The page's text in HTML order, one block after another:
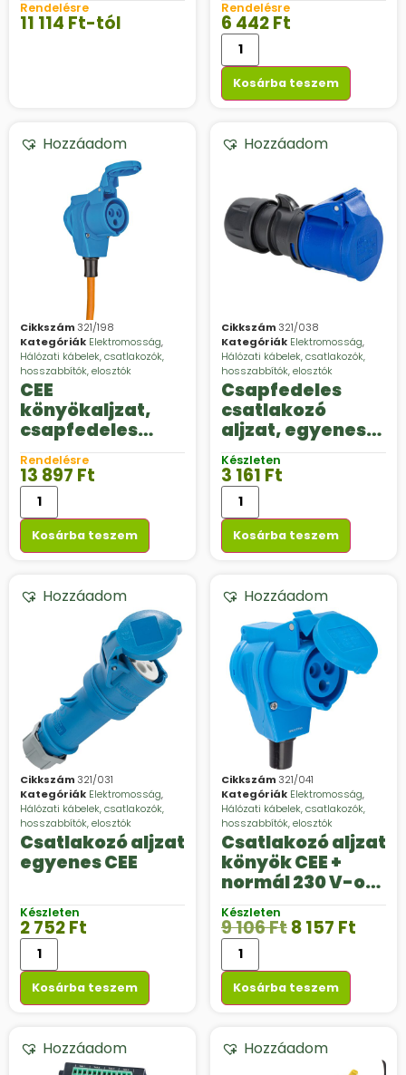
Rendelésre
11 114 Ft-tól
Rendelésre
6 442Ft
Kosárba teszem
Hozzáadom
Cikkszám 321/198
Kategóriák Elektromosság,
Hálózati kábelek, csatlakozók,
hosszabbítók, elosztók
CEE
könyökaljzat,
csapfedeles
villásdugó,
narancs színű
kábellel, 3 x 2,5
mm2
Rendelésre
13 897 Ft
Kosárba teszem
Hozzáadom
Cikkszám 321/038
Kategóriák Elektromosság,
Hálózati kábelek, csatlakozók,
hosszabbítók, elosztók
Csapfedeles
csatlakozó
aljzat, egyenes
CEE, 230 V, 16 A
Készleten
3 161 Ft
Kosárba teszem
Hozzáadom
Cikkszám 321/031
Kategóriák Elektromosság,
Hálózati kábelek, csatlakozók,
hosszabbítók, elosztók
Csatlakozó aljzat
egyenes CEE
Készleten
2 752Ft
Kosárba teszem
Hozzáadom
Cikkszám 321/041
Kategóriák Elektromosság,
Hálózati kábelek, csatlakozók,
hosszabbítók, elosztók
Csatlakozó aljzat
könyök CEE +
normál 230 V-os
aljzat
Készleten
9 106Ft8 157 Ft
Kosárba teszem
Hozzáadom Hozzáadom